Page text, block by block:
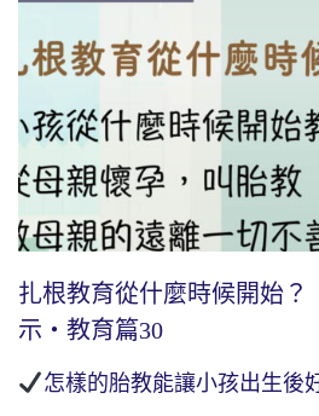
扎根教育從什麼時候開始？
示・教育篇30
怎樣的胎教能讓小孩出生後